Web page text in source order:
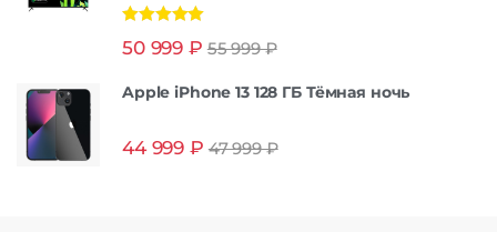
из 5
50 999 ₽ 55 999₽
Apple iPhone 13 128 ГБ Тёмная ночь
44 999 ₽ 47 999₽